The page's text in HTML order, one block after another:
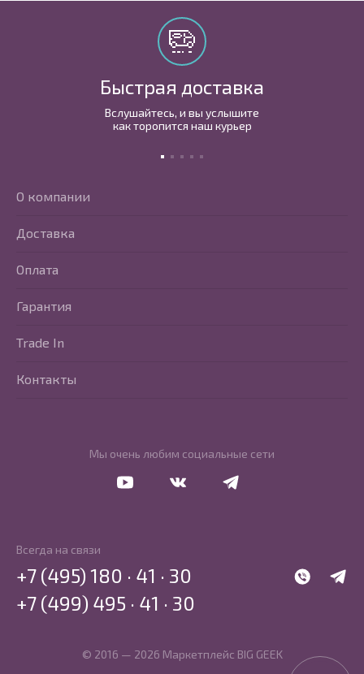
Быстрая доставка
Вслушайтесь, и вы услышите
как торопится наш курьер
Мы очень любим социальные сети
О компании
Доставка
Оплата
Гарантия
Trade In
Контакты
Всегда на связи
WhatsApp
+7 (495) 180 · 41 · 30
+7 (499) 495 · 41 · 30
© 2016 — 2026 Маркетплейс BIG GEEK